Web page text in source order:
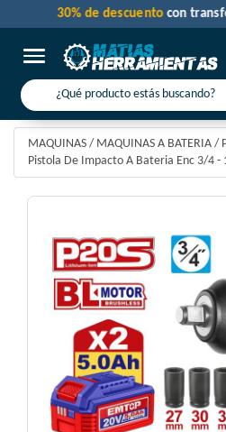
Toggle navigation
30% de descuentocon
MAQUINAS / MAQUINAS A BATERIA /
Pistola De Impacto A Bateria Enc 3/4 -